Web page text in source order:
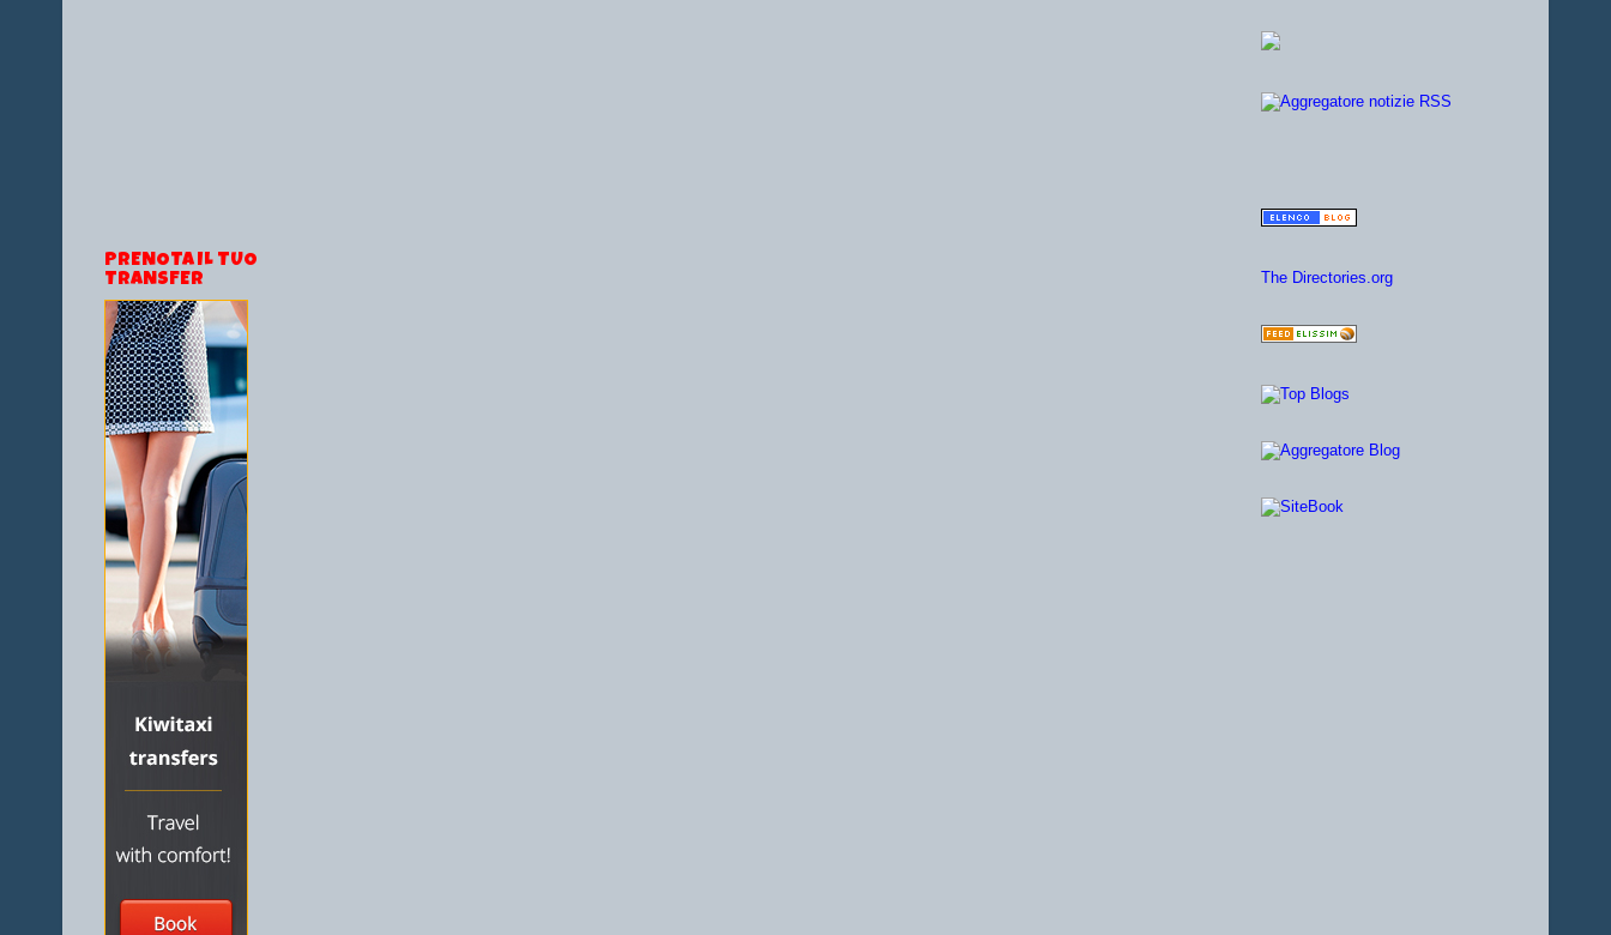
PRENOTA IL TUO
TRANSFER
The Directories.org